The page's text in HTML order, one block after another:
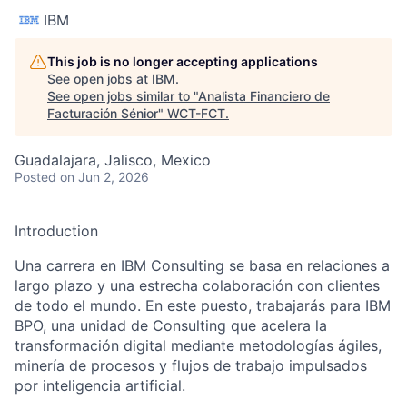
IBM
This job is no longer accepting applications
See open jobs at IBM.
See open jobs similar to "Analista Financiero de
Facturación Sénior" WCT-FCT.
Guadalajara, Jalisco, Mexico
Posted on Jun 2, 2026
Introduction
Una carrera en IBM Consulting se basa en relaciones a
largo plazo y una estrecha colaboración con clientes
de todo el mundo. En este puesto, trabajarás para IBM
BPO, una unidad de Consulting que acelera la
transformación digital mediante metodologías ágiles,
minería de procesos y flujos de trabajo impulsados
por inteligencia artificial.